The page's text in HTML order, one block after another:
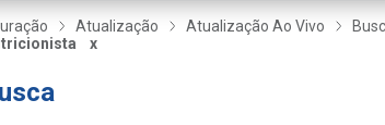
Atualização Atualização Ao Vivo
x